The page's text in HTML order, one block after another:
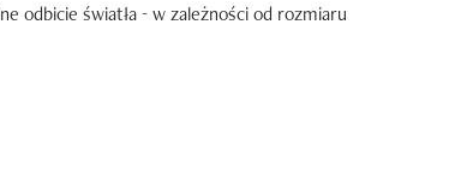
odbicie światła - w zależności od rozmiaru